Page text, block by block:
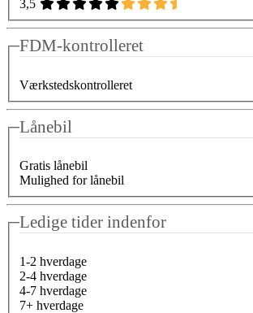
3,5
FDM-kontrolleret
Værkstedskontrolleret
Lånebil
Gratis lånebil
Mulighed for lånebil
Ledige tider indenfor
1-2 hverdage
2-4 hverdage
4-7 hverdage
7+ hverdage